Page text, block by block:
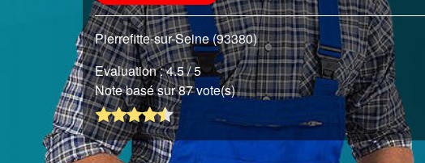
Pierrefitte-sur-Seine (93380)
Evaluation :4.5/ 5
Note basé sur 87 vote(s)